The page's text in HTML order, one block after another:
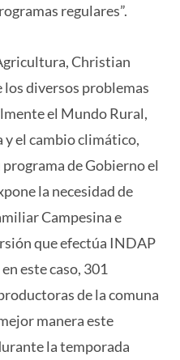
regulares”.
Christian
los diversos problemas
el Mundo Rural,
y el cambio climático,
de Gobierno el
la necesidad de
Campesina e
que efectúa INDAP
este caso, 301
de la comuna
manera este
la temporada